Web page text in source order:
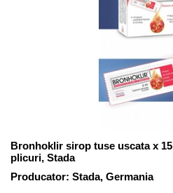
Bronhoklir sirop tuse uscata x 15
plicuri, Stada
Producator: Stada, Germania